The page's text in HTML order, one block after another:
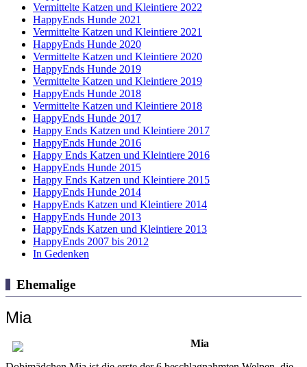
Vermittelte Katzen und Kleintiere 2022
HappyEnds Hunde 2021
Vermittelte Katzen und Kleintiere 2021
HappyEnds Hunde 2020
Vermittelte Katzen und Kleintiere 2020
HappyEnds Hunde 2019
Vermittelte Katzen und Kleintiere 2019
HappyEnds Hunde 2018
Vermittelte Katzen und Kleintiere 2018
HappyEnds Hunde 2017
Happy Ends Katzen und Kleintiere 2017
HappyEnds Hunde 2016
Happy Ends Katzen und Kleintiere 2016
HappyEnds Hunde 2015
Happy Ends Katzen und Kleintiere 2015
HappyEnds Hunde 2014
HappyEnds Katzen und Kleintiere 2014
HappyEnds Hunde 2013
HappyEnds Katzen und Kleintiere 2013
HappyEnds 2007 bis 2012
In Gedenken
Ehemalige
Mia
Mia